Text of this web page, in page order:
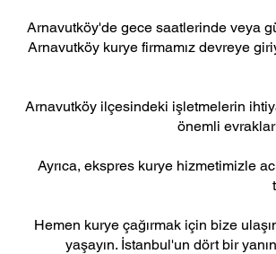
Arnavutköy'de gece saatlerinde veya
Arnavutköy kurye firmamız devreye
Arnavutköy ilçesindeki işletmelerin
önemli
Ayrıca, ekspres kurye hizmetimizle
Hemen kurye çağırmak için bize
yaşayın. İstanbul'un dört bir